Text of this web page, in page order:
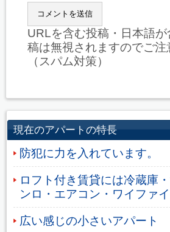
URLを含む投稿・日本語
稿は無視されますのでご注
（スパム対策）
現在のアパートの特長
防犯に力を入れています。
ロフト付き賃貸には冷蔵庫
ンロ・エアコン・ワイファ
広い感じの小さいアパート